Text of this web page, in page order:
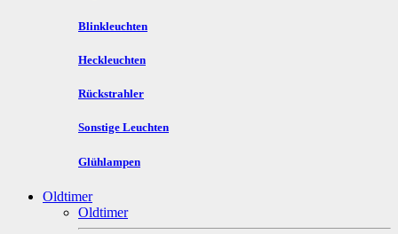
Blinkleuchten
Heckleuchten
Rückstrahler
Sonstige Leuchten
Glühlampen
Oldtimer
Oldtimer